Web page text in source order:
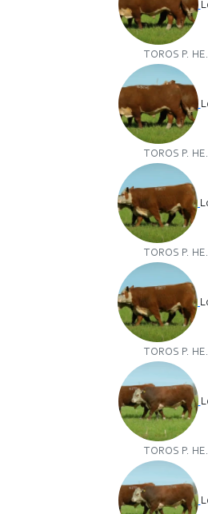
TOROS P.
TOROS P.
TOROS P.
TOROS P.
TOROS P.